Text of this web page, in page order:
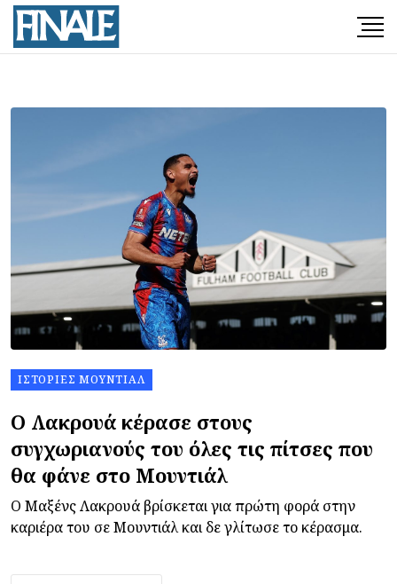
ΙΣΤΟΡΊΕΣ ΜΟΥΝΤΙΆΛ
Ο Λακρουά κέρασε στους
συγχωριανούς του όλες τις πίτσες που
θα φάνε στο Μουντιάλ
Ο Μαξένς Λακρουά βρίσκεται για πρώτη φορά στην
καριέρα του σε Μουντιάλ και δε γλίτωσε το κέρασμα.